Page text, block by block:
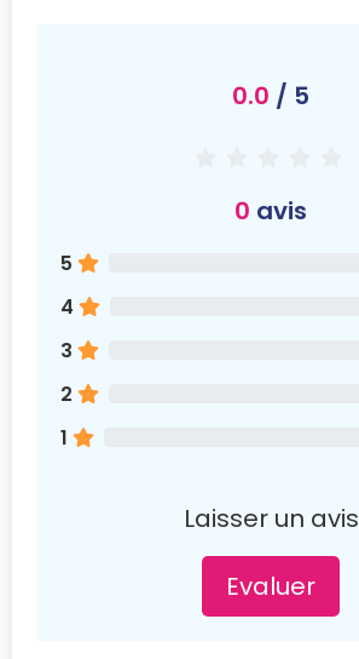
0.0 / 5
0 avis
5
4
3
2
1
Laisser un avis
Evaluer